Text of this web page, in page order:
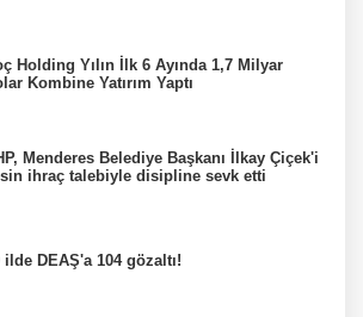
Holding Yılın İlk 6 Ayında 1,7 Milyar
Kombine Yatırım Yaptı
Menderes Belediye Başkanı İlkay Çiçek'i
ihraç talebiyle disipline sevk etti
ilde DEAŞ'a 104 gözaltı!